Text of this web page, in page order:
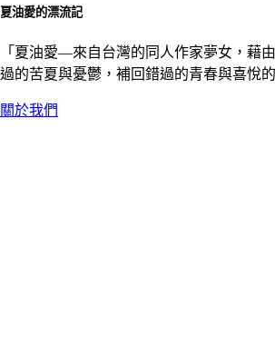
夏油愛的漂流記
「夏油愛––來自台灣的同人作家夢女，藉
過的苦夏與憂鬱，補回錯過的青春與喜悅的
關於我們